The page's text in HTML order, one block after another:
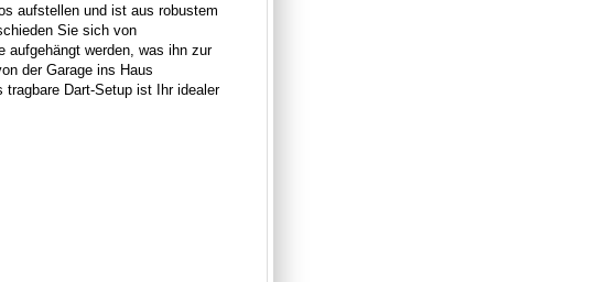
aufstellen und ist aus robustem
Sie sich von
aufgehängt werden, was ihn zur
der Garage ins Haus
tragbare Dart-Setup ist Ihr idealer